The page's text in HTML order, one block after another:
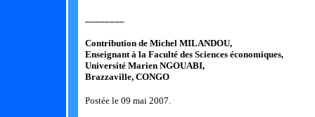
Contribution de Michel MILANDOU,
Enseignant à la Faculté des Sciences économiques,
Université Marien NGOUABI,
Brazzaville, CONGO
Postée le 09 mai 2007.